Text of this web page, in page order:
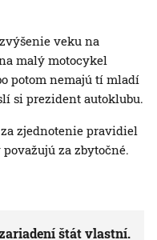
veku na
malý motocykel
potom nemajú tí mladí
si prezident autoklubu.
zjednotenie pravidiel
za zbytočné.
štát vlastní.